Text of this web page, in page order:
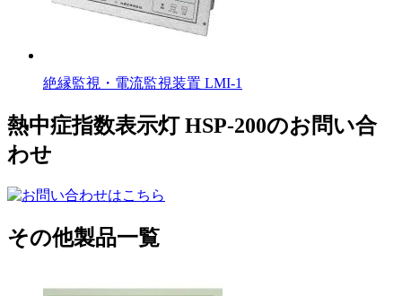
絶縁監視・電流監視装置 LMI-1
熱中症指数表示灯 HSP-200のお問い合
わせ
その他製品一覧